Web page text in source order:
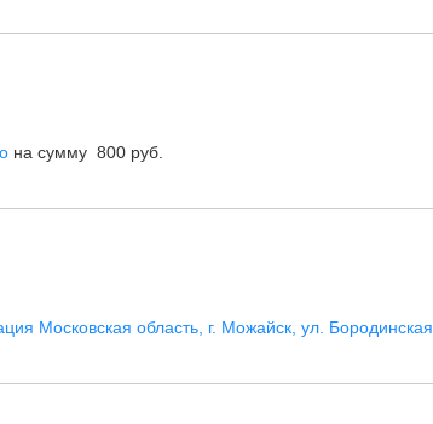
на сумму 800 руб.
Московская область, г. Можайск, ул. Бородинская